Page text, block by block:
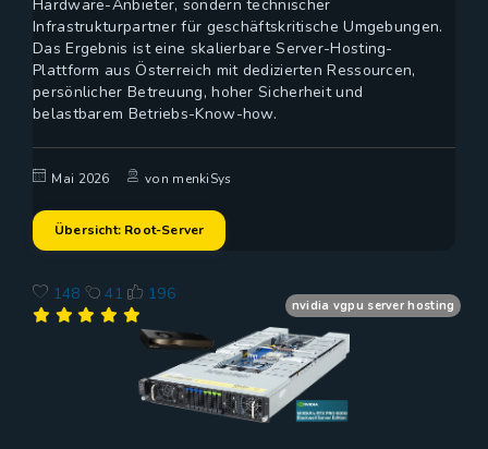
Hardware-Anbieter, sondern technischer
Infrastrukturpartner für geschäftskritische Umgebungen.
Das Ergebnis ist eine skalierbare Server-Hosting-
Plattform aus Österreich mit dedizierten Ressourcen,
persönlicher Betreuung, hoher Sicherheit und
belastbarem Betriebs-Know-how.
Mai 2026 von menkiSys
Übersicht: Root-Server
148 41 196
nvidia vgpu server hosting